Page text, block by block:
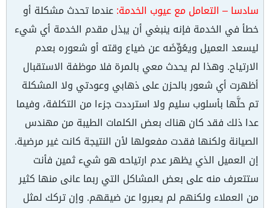
سادسا – التعامل مع عيوب الخدمة:عندما تحدث مشكلة أو
خطأ في الخدمة فإنه ينبغي أن يبذل مقدم الخدمة أي شيء
ليسعد العميل ويعُوِّضَه عن ضياع وقته أو شعوره بعدم
الارتياح. وهذا لم يحدث معي بالمرة فلا موظفة الاستقبال
أظهرت أي شعور بالحزن على ذهابي وعودتي ولا المشكلة
تم حلَّها بأسلوب سليم ولا استرددت جزءا من التكلفة، وفيما
عدا ذلك فقد كان هناك بعض الكلمات الطيبة من مهندس
الصيانة ولكنها فقدت مفعولها لأن النتيجة كانت غير مرضية.
إن العميل الذي يظهر عدم ارتياحه هو شيء ثمين فأنت
ستتعرف منه على بعض المشاكل التي ربما عانى منها كثير
من العملاء ولكنهم لم يعبروا عن ضيقهم. وإن تركك لمثل